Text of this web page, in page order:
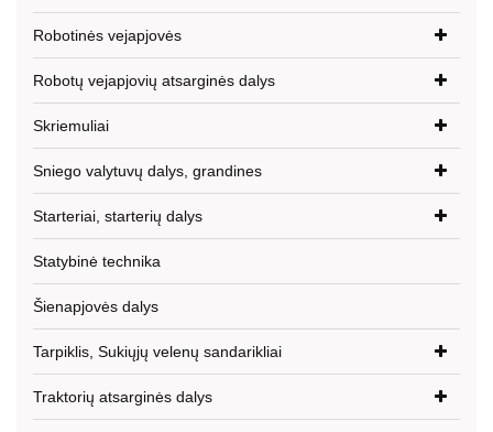
Robotinės vejapjovės
Robotų vejapjovių atsarginės dalys
Skriemuliai
Sniego valytuvų dalys, grandines
Starteriai, starterių dalys
Statybinė technika
Šienapjovės dalys
Tarpiklis, Sukiųjų velenų sandarikliai
Traktorių atsarginės dalys